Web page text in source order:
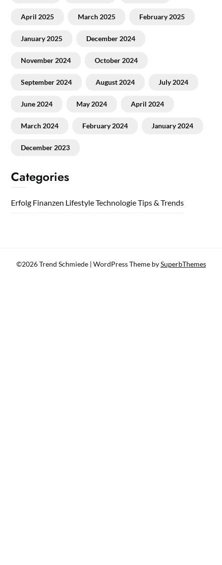
April 2025 March 2025 February 2025
January 2025 December 2024
November 2024 October 2024
September 2024 August 2024 July 2024
June 2024 May 2024 April 2024
March 2024 February 2024 January 2024
December 2023
Categories
Erfolg Finanzen LifestyleTechnologieTips & Trends
©2026 Trend Schmiede | WordPress Theme bySuperbThemes